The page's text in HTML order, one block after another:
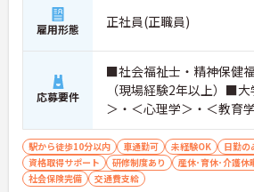
■ 頑張りがしっかり還元される仕組み
モチベーション高く働ける制度が整ってい
・賞与とは別に「特別報酬制度」あり
・平均50万円以上の支給実績もあり
・日々の貢献度が評価につながる仕組み
→ 努力がしっかり収入に反映される環境で
■ 未経験でも安心のステップアップ体制
無理なく成長できる環境が魅力です。
雇用形態 正社員(正職員)
応募要件
■社会福祉士・精神保健
（現場経験2年以上）■
＞・＜心理学＞・＜教育
のいずれかの単位を取
通自動車免許※送迎業務
ランクのある方も歓迎
駅から徒歩10分以内 車通勤可 未経験OK 日勤の
資格取得サポート
研修制度あり
産休･育休･介護休
社会保険完備
交通費支給